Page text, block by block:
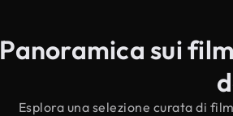
Panoramica sui
Esplora una selezione curata di